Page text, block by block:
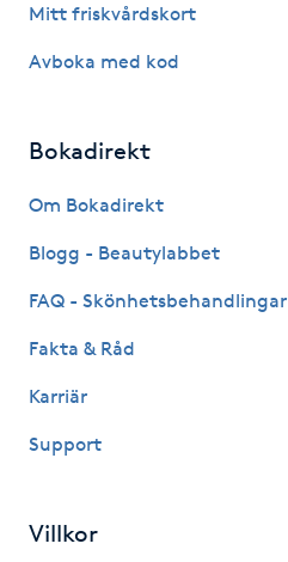
Lashlift Keratin
Liktornar
LPG-behandling
LPG-massage
Mitt friskvårdskort
Avboka med kod
Bokadirekt
Om Bokadirekt
Blogg - Beautylabbet
FAQ - Skönhetsbehandlingar
Fakta & Råd
Karriär
Support
Villkor